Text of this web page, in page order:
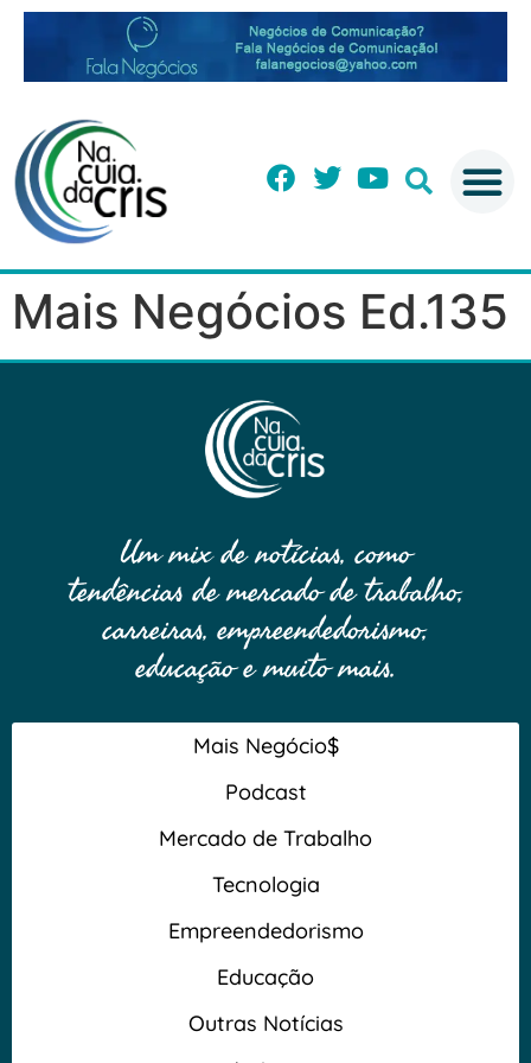
Mais Negócios Ed.135
Um mix de notícias, como
tendências de mercado de trabalho,
carreiras, empreendedorismo,
educação e muito mais.
Mais Negócio$
Podcast
Mercado de Trabalho
Tecnologia
Empreendedorismo
Educação
Outras Notícias